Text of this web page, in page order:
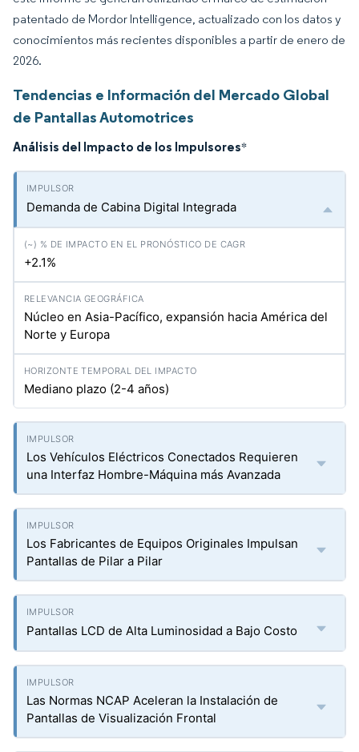
patentado de Mordor Intelligence, actualizado con los datos y
conocimientos más recientes disponibles a partir de enero de
2026.
Tendencias e Información del Mercado Global
de Pantallas Automotrices
Análisis del Impacto de los Impulsores*
Demanda de Cabina Digital Integrada
+2.1%
Núcleo en Asia-Pacífico, expansión hacia América del
Norte y Europa
Mediano plazo (2-4 años)
Los Vehículos Eléctricos Conectados Requieren
una Interfaz Hombre-Máquina más Avanzada
Los Fabricantes de Equipos Originales Impulsan
Pantallas de Pilar a Pilar
Pantallas LCD de Alta Luminosidad a Bajo Costo
Las Normas NCAP Aceleran la Instalación de
Pantallas de Visualización Frontal